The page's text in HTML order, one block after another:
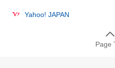
Yahoo! JAPAN
Page